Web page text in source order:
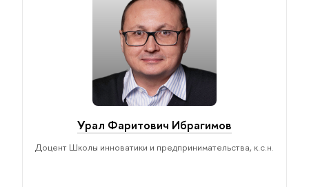
Урал Фаритович Ибрагимов
Доцент Школы инноватики и предпринимательства, к.с.н.